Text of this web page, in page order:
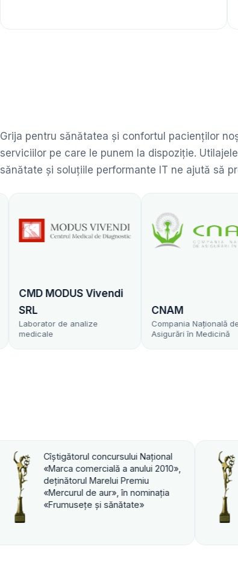
Grija pentru sănătatea și confortul pacienților
serviciilor pe care le punem la dispoziție.
sănătate și soluțiile performante IT ne ajută să
Vivendi
Compania Naţională de
Asigurări în Medicină
Cîştigătorul concursului Naţional
«Marca comercială a anului 2010»,
deţinătorul Marelui Premiu
«Mercurul de aur», în nominaţia
«PROFI».